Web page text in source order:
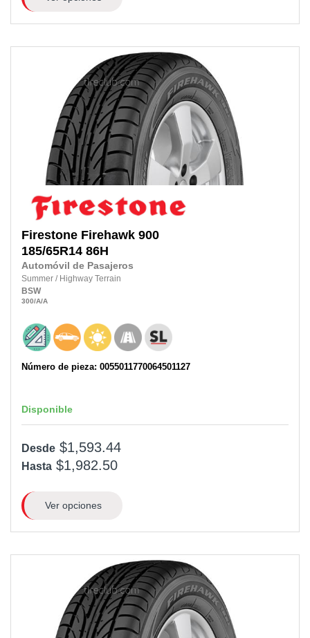
Firestone Firehawk 900
185/65R14 86H
Automóvil de Pasajeros
Summer / Highway Terrain
BSW
300/A/A
Número de pieza: 0055011770064501127
Disponible
Desde $1,593.44
Hasta $1,982.50
Ver opciones